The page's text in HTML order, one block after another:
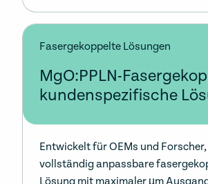
Fasergekoppelte Lösungen
MgO:PPLN-
kundenspezifische
Entwickelt für OEMs und Forscher,
vollständig anpassbare